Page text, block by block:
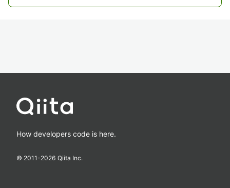
How developers code is here.
© 2011-2026 Qiita Inc.